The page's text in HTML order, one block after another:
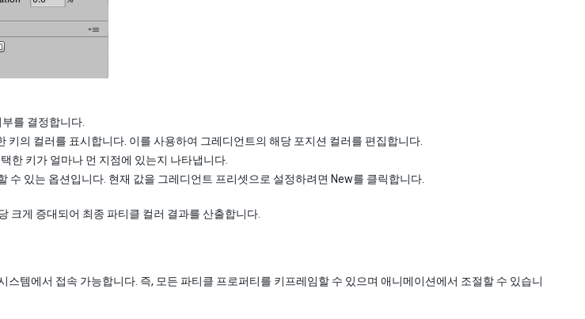
를 결정합니다.
키의 컬러를 표시합니다. 이를 사용하여 그레디언트의 해당 포지션 컬러를 편집합니다.
한 키가 얼마나 먼 지점에 있는지 나타냅니다.
수 있는 옵션입니다. 현재 값을 그레디언트 프리셋으로 설정하려면 New를 클릭합니다.
크게 증대되어 최종 파티클 컬러 결과를 산출합니다.
스템에서 접속 가능합니다. 즉, 모든 파티클 프로퍼티를 키프레임할 수 있으며 애니메이션에서 조절할 수 있습니